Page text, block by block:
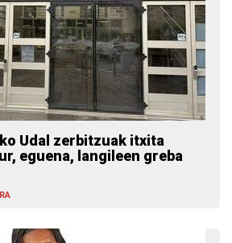
Udal zerbitzuak itxita
eguena, langileen greba